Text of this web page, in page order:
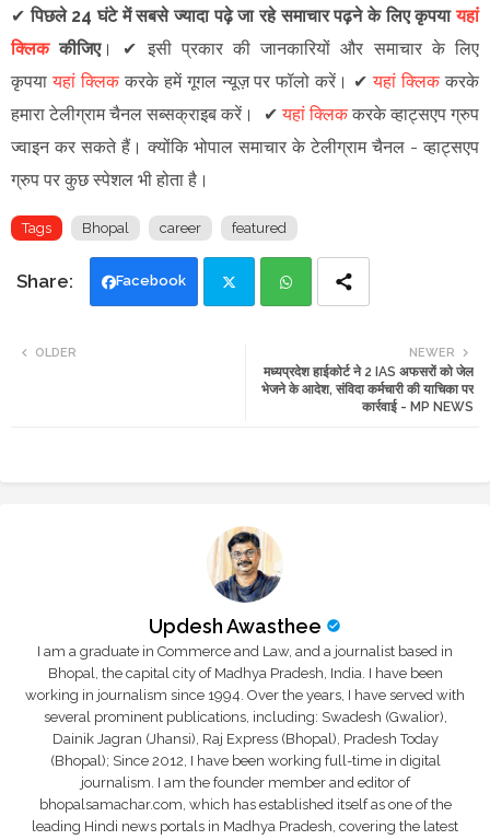
✔पिछले 24 घंटे में सबसे ज्यादा पढ़े जा रहे समाचार पढ़ने के लिए कृपयायहां
क्लिककीजिए। ✔ इसी प्रकार की जानकारियों और समाचार के लिए
कृपयायहां क्लिककरके हमें गूगल न्यूज़ पर फॉलो करें । ✔यहां क्लिककरके
हमारा टेलीग्राम चैनल सब्सक्राइब करें।
✔यहां क्लिककरके व्हाट्सएप ग्रुप
ज्वाइन कर सकते हैं। क्योंकि भोपाल समाचार के टेलीग्राम चैनल - व्हाट्सएप
ग्रुप पर कुछ स्पेशल भी होता है।
Tags Bhopal career featured
Facebook
ats
NEWER
मध्यप्रदेश हाईकोर्ट ने 2 IAS अफसरों को जेल
भेजने के आदेश, संविदा कर्मचारी की याचिका पर
कार्रवाई - MP NEWS
OLDER
Updesh Awasthee
I am a graduate in Commerce and Law, and a journalist based in
Bhopal, the capital city of Madhya Pradesh, India. I have been
working in journalism since 1994. Over the years, I have served with
several prominent publications, including: Swadesh (Gwalior),
Dainik Jagran (Jhansi), Raj Express (Bhopal), Pradesh Today
(Bhopal); Since 2012, I have been working full-time in digital
journalism. I am the founder member and editor of
bhopalsamachar.com, which has established itself as one of the
leading Hindi news portals in Madhya Pradesh, covering the latest